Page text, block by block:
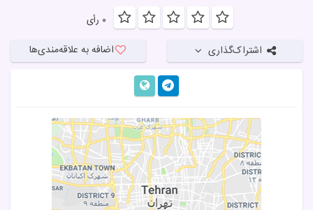
۰ رأی
اشتراک‌گذاری اضافه بهعلاقه‌مندی‌ها